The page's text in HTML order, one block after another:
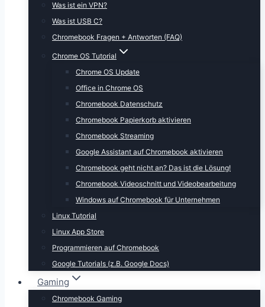
Was ist ein VPN?
Was ist USB C?
Chromebook Fragen + Antworten (FAQ)
Chrome OS Tutorial
Chrome OS Update
Office in Chrome OS
Chromebook Datenschutz
Chromebook Papierkorb aktivieren
Chromebook Streaming
Google Assistant auf Chromebook aktivieren
Chromebook geht nicht an? Das ist die Lösung!
Chromebook Videoschnitt und Videobearbeitung
Windows auf Chromebook für Unternehmen
Linux Tutorial
Linux App Store
Programmieren auf Chromebook
Google Tutorials (z.B. Google Docs)
Gaming
Chromebook Gaming